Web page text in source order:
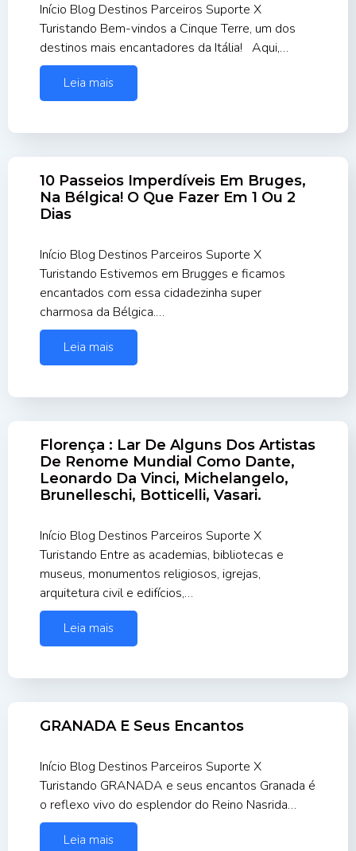
Início Blog Destinos Parceiros Suporte X
Turistando Bem-vindos a Cinque Terre, um dos
destinos mais encantadores da Itália! Aqui,…
Leia mais
10 Passeios Imperdíveis Em Bruges,
Na Bélgica! O Que Fazer Em 1 Ou 2
Dias
Início Blog Destinos Parceiros Suporte X
Turistando Estivemos em Brugges e ficamos
encantados com essa cidadezinha super
charmosa da Bélgica.…
Leia mais
Florença : Lar De Alguns Dos Artistas
De Renome Mundial Como Dante,
Leonardo Da Vinci, Michelangelo,
Brunelleschi, Botticelli, Vasari.
Início Blog Destinos Parceiros Suporte X
Turistando Entre as academias, bibliotecas e
museus, monumentos religiosos, igrejas,
arquitetura civil e edifícios,…
Leia mais
GRANADA E Seus Encantos
Início Blog Destinos Parceiros Suporte X
Turistando GRANADA e seus encantos Granada é
o reflexo vivo do esplendor do Reino Nasrida…
Leia mais